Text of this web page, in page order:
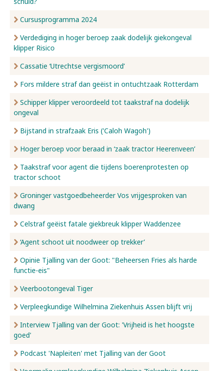
Cursusprogramma 2024
Verdediging in hoger beroep zaak dodelijk giekongeval
klipper Risico
Cassatie ‘Utrechtse vergismoord’
Fors mildere straf dan geëist in ontuchtzaak Rotterdam
Schipper klipper veroordeeld tot taakstraf na dodelijk
ongeval
Bijstand in strafzaak Eris ('Caloh Wagoh')
Hoger beroep voor beraad in ‘zaak tractor Heerenveen’
Taakstraf voor agent die tijdens boerenprotesten op
tractor schoot
Groninger vastgoedbeheerder Vos vrijgesproken van
dwang
Celstraf geëist fatale giekbreuk klipper Waddenzee
‘Agent schoot uit noodweer op trekker’
Opinie Tjalling van der Goot: "Beheersen Fries als harde
functie-eis"
Veerbootongeval Tiger
Verpleegkundige Wilhelmina Ziekenhuis Assen blijft vrij
Interview Tjalling van der Goot: 'Vrijheid is het hoogste
goed'
Podcast 'Napleiten' met Tjalling van der Goot